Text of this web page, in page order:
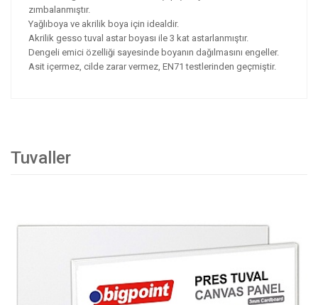
zımbalanmıştır.
Yağlıboya ve akrilik boya için idealdir.
Akrilik gesso tuval astar boyası ile 3 kat astarlanmıştır.
Dengeli emici özelliği sayesinde boyanın dağılmasını engeller.
Asit içermez, cilde zarar vermez, EN71 testlerinden geçmiştir.
Tuvaller